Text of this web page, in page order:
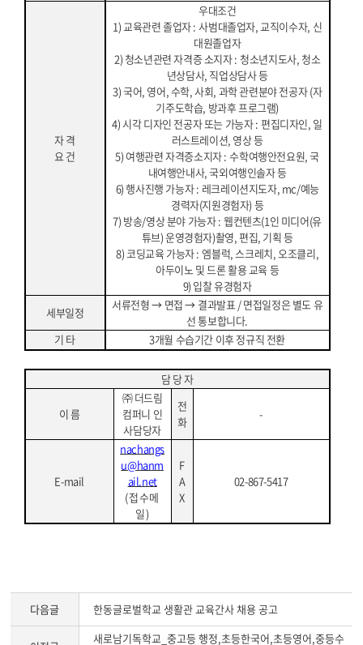
자 격
요 건
우대조건
1) 교육관련 졸업자:사범대졸업자 교직이수자, 신
대원졸업자
2) 청소년관련 자격증 소지자: 청소년지도사, 청소
년상담사, 직업상담사 등
3)국어 영어 수학 ,사회 과학 관련분야 전공자(자
기주도학습, 방과후 프로그램)
4)시각 디자인 전공자 또는 가능자:편집디자인 일
러스트레이션 영상 등
5) 여행관련 자격증소지자:수학여행안전요원 ,국
내여행안내사,국외여행인솔자 등
6)행사진행 가능자: 레크레이션지도자, mc/예능
경력자(지원경험자) 등
7) 방송/영상 분야 가능자:웹컨텐츠(1인 미디어(유
튜브)운영경험자)촬영 편집 기획 등
8) 코딩교육 가능자: 엠블럭 스크레치 오조클리
아두이노 및 드론 활용 교육 등
9) 입찰 유경험자
세부일정
서류전형→ 면접→ 결과발표 /면접일정은 별도 유
선 통보합니다.
기 타
3개월 수습기간 이후 정규직 전환
담 당 자
이 름
㈜더드림
컴퍼니 인
사담당자
전
화
-
E-mail
nachangs
u@hanm
ail.net
(접수메
일)
F
A
X
02-867-5417
다음글 한동글로벌학교 생활관 교육간사 채용 공고
새로남기독학교_중고등 행정,초등한국어,초등영어,중등수